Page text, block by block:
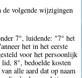
volgende wijzigingen
7°, luidende: "7° het
het in het eerste
voor het persoonlijk
8°, bedoelde kosten
alle aard dat op naam